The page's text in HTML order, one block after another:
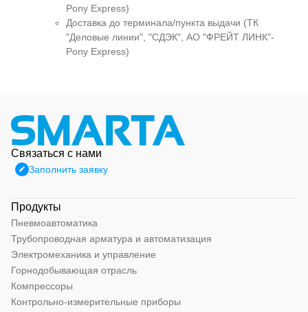
Pony Express)
Доставка до терминала/пункта выдачи (ТК
"Деловые линии", "СДЭК", АО "ФРЕЙТ ЛИНК"-
Pony Express)
Связаться с нами
Заполнить заявку
Продукты
Пневмоавтоматика
Трубопроводная арматура и автоматизация
Электромеханика и управление
Горнодобывающая отрасль
Компрессоры
Контрольно-измерительные приборы